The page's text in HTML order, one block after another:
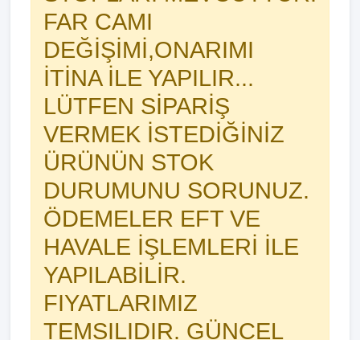
FAR CAMI
DEĞİŞİMİ,ONARIMI
İTİNA İLE YAPILIR...
LÜTFEN SİPARİŞ
VERMEK İSTEDİĞİNİZ
ÜRÜNÜN STOK
DURUMUNU SORUNUZ.
ÖDEMELER EFT VE
HAVALE İŞLEMLERİ İLE
YAPILABİLİR.
FIYATLARIMIZ
TEMSILIDIR. GÜNCEL